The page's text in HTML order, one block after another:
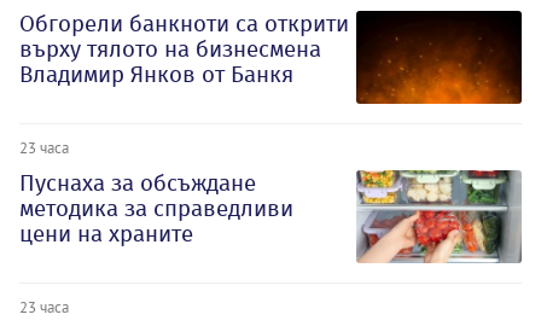
Обгорели банкноти са открити
върху тялото на бизнесмена
Владимир Янков от Банкя
23 часа
Пуснаха за обсъждане
методика за справедливи
цени на храните
23 часа